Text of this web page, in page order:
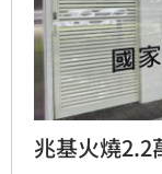
兆基火燒2.2